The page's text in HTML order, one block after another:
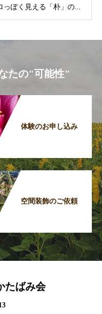
っぽく見える「朴」の...
たの"可能性"
体験のお申し込み
空間装飾のご依頼
たばみ会